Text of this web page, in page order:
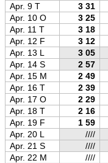
Apr. 9 T
3 31
Apr. 10 O
3 25
Apr. 11 T
3 18
Apr. 12 F
3 12
Apr. 13 L
3 05
Apr. 14 S
2 57
Apr. 15 M
2 49
Apr. 16 T
2 39
Apr. 17 O
2 29
Apr. 18 T
2 16
Apr. 19 F
1 59
Apr. 20 L
////
Apr. 21 S
////
Apr. 22 M
////